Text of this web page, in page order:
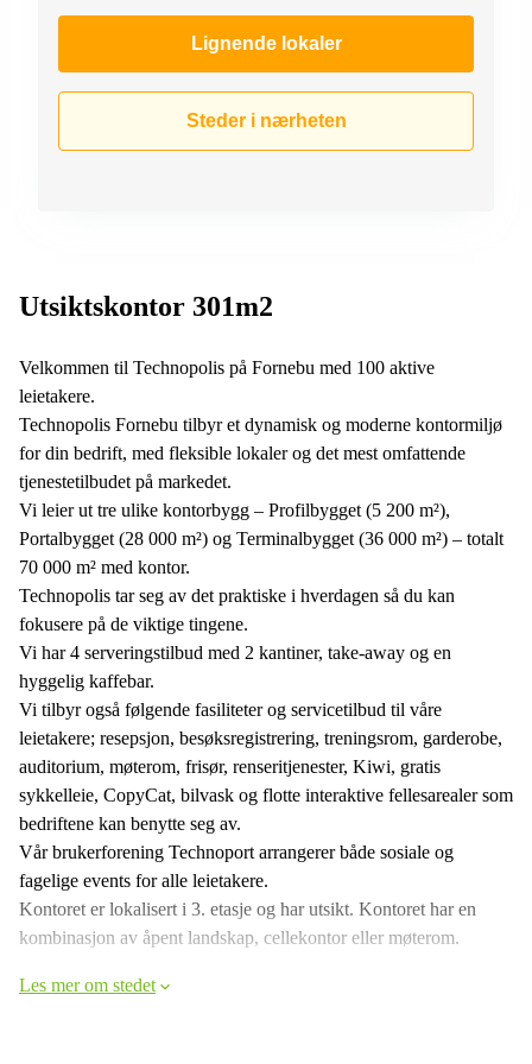
Lignende lokaler
Steder i nærheten
Utsiktskontor 301m2
Velkommen til Technopolis på Fornebu med 100 aktive
leietakere.
Technopolis Fornebu tilbyr et dynamisk og moderne kontormiljø
for din bedrift, med fleksible lokaler og det mest omfattende
tjenestetilbudet på markedet.
Vi leier ut tre ulike kontorbygg – Profilbygget (5 200 m²),
Portalbygget (28 000 m²) og Terminalbygget (36 000 m²) – totalt
70 000 m² med kontor.
Technopolis tar seg av det praktiske i hverdagen så du kan
fokusere på de viktige tingene.
Vi har 4 serveringstilbud med 2 kantiner, take-away og en
hyggelig kaffebar.
Vi tilbyr også følgende fasiliteter og servicetilbud til våre
leietakere; resepsjon, besøksregistrering, treningsrom, garderobe,
auditorium, møterom, frisør, renseritjenester, Kiwi, gratis
sykkelleie, CopyCat, bilvask og flotte interaktive fellesarealer som
bedriftene kan benytte seg av.
Vår brukerforening Technoport arrangerer både sosiale og
fagelige events for alle leietakere.
Kontoret er lokalisert i 3. etasje og har utsikt. Kontoret har en
kombinasjon av åpent landskap, cellekontor eller møterom.
Les mer om stedet